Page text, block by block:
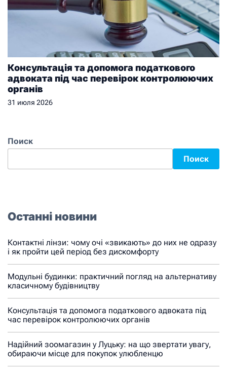
Консультація та допомога податкового
адвоката під час перевірок контролюючих
органів
31 июля 2026
Поиск
Поиск
Останні новини
Контактні лінзи: чому очі «звикають» до них не одразу
і як пройти цей період без дискомфорту
Модульні будинки: практичний погляд на альтернативу
класичному будівництву
Консультація та допомога податкового адвоката під
час перевірок контролюючих органів
Надійний зоомагазин у Луцьку: на що звертати увагу,
обираючи місце для покупок улюбленцю